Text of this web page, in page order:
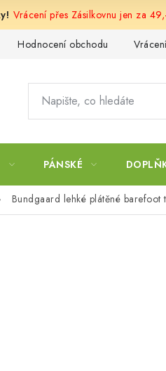
Vrácení přes Zásilkovnu jen za
Hodnocení obchodu
PÁNSKÉ
Bundgaard lehké plátěné barefoot